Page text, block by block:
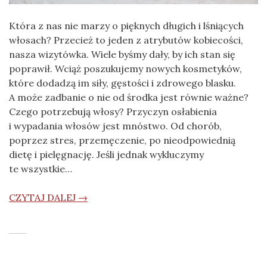
Która z nas nie marzy o pięknych długich i lśniących
włosach? Przecież to jeden z atrybutów kobiecości,
nasza wizytówka. Wiele byśmy dały, by ich stan się
poprawił. Wciąż poszukujemy nowych kosmetyków,
które dodadzą im siły, gęstości i zdrowego blasku.
A może zadbanie o nie od środka jest równie ważne?
Czego potrzebują włosy? Przyczyn osłabienia
i wypadania włosów jest mnóstwo. Od chorób,
poprzez stres, przemęczenie, po nieodpowiednią
dietę i pielęgnację. Jeśli jednak wykluczymy
te wszystkie…
CZYTAJ DALEJ →